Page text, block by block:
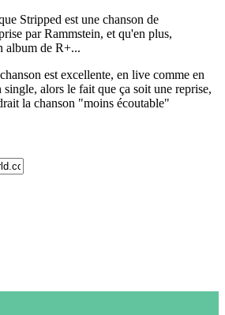
Stripped est une chanson de
par Rammstein, et qu'en plus,
album de R+...
est excellente, en live comme en
alors le fait que ça soit une reprise,
la chanson "moins écoutable"